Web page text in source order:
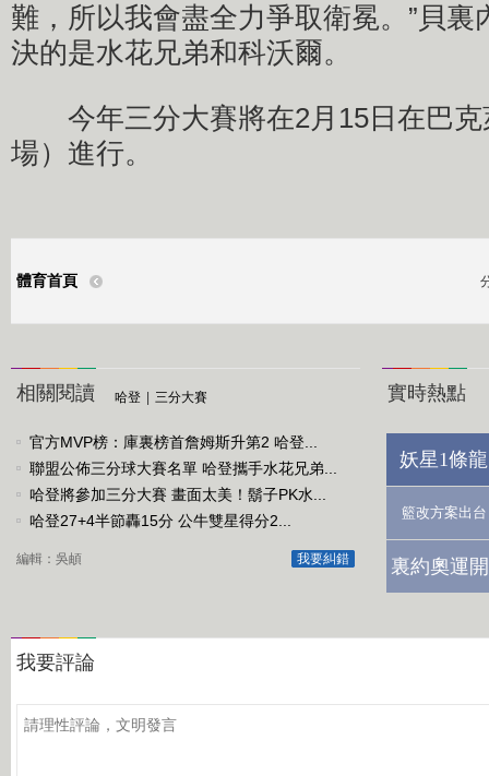
難，所以我會盡全力爭取衛冕。”貝
決的是水花兄弟和科沃爾。
今年三分大賽將在2月15日在巴克
場）進行。
體育首頁
相關閱讀 哈登 三分大賽
官方MVP榜：庫裏榜首詹姆斯升第2 哈登...
聯盟公佈三分球大賽名單 哈登攜手水花兄弟...
哈登將參加三分大賽 畫面太美！鬍子PK水...
哈登27+4半節轟15分 公牛雙星得分2...
我要糾錯
編輯：吳頔
實時熱點
妖星1條
籃改方案出台
裏約奧運